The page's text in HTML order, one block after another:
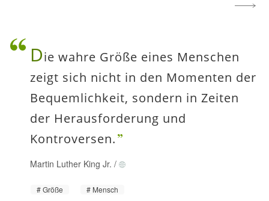
Die wahre Größe eines Menschen
zeigt sich nicht in den Momenten der
Bequemlichkeit, sondern in Zeiten
der Herausforderung und
Kontroversen.
Martin Luther King Jr. /
Größe Mensch